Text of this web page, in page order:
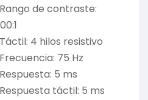
de contraste:
4 hilos resistivo
75 Hz
5 ms
táctil: 5 ms